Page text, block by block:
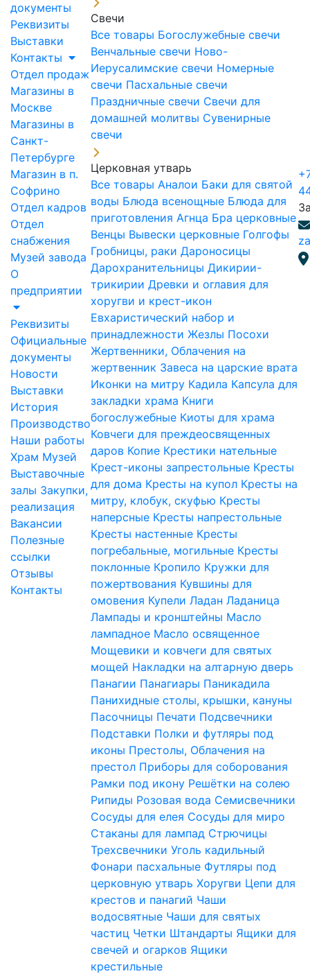
документы
Реквизиты
Выставки
Контакты
Отдел продаж
Магазины в
Москве
Магазины в
Санкт-
Петербурге
Магазин в п.
Софрино
Отдел кадров
Отдел
снабжения
Музей завода
О
предприятии
Реквизиты
Официальные
документы
Новости
Выставки
История
Производство
Наши работы
Храм Музей
Выставочные
залы Закупки,
реализация
Вакансии
Полезные
ссылки
Отзывы
Контакты
Свечи
Все товары Богослужебные свечи
Венчальные свечи Ново-
Иерусалимские свечи Номерные
свечи Пасхальные свечи
Праздничные свечи Свечи для
домашней молитвы Сувенирные
свечи
Церковная утварь
Все товары Аналои Баки для святой
воды Блюда всенощные Блюда для
приготовления Агнца Бра церковные
Венцы Вывески церковные Голгофы
Гробницы, раки Дароносицы
Дарохранительницы Дикирии-
трикирии Древки и оглавия для
хоругви и крест-икон
Евхаристический набор и
принадлежности Жезлы Посохи
Жертвенники, Облачения на
жертвенник Завеса на царские врата
Иконки на митру Кадила Капсула для
закладки храма Книги
богослужебные Киоты для храма
Ковчеги для преждеосвященных
даров Копие Крестики нательные
Крест-иконы запрестольные Кресты
для дома Кресты на купол Кресты на
митру, клобук, скуфью Кресты
наперсные Кресты напрестольные
Кресты настенные Кресты
погребальные, могильные Кресты
поклонные Кропило Кружки для
пожертвования Кувшины для
омовения Купели Ладан Ладаница
Лампады и кронштейны Масло
лампадное Масло освященное
Мощевики и ковчеги для святых
мощей Накладки на алтарную дверь
Панагии Панагиары Паникадила
Панихидные столы, крышки, кануны
Пасочницы Печати Подсвечники
Подставки Полки и футляры под
иконы Престолы, Облачения на
престол Приборы для соборования
Рамки под икону Решётки на солею
Рипиды Розовая вода Семисвечники
Сосуды для елея Сосуды для миро
Стаканы для лампад Стрючицы
Трехсвечники Уголь кадильный
Фонари пасхальные Футляры под
церковную утварь Хоругви Цепи для
крестов и панагий Чаши
водосвятные Чаши для святых
частиц Четки Штандарты Ящики для
свечей и огарков Ящики
крестильные